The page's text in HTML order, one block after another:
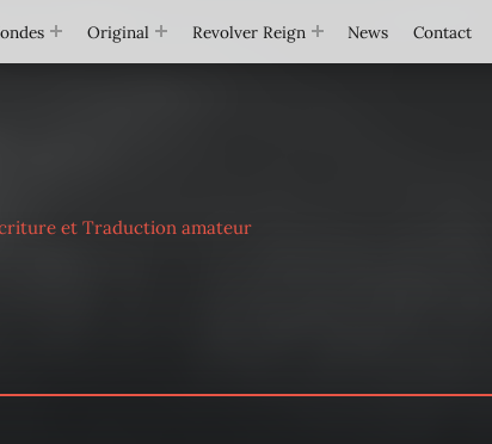
Original Revolver Reign News Contact
et Traduction amateur